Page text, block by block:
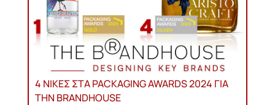
4 ΝΙΚΕΣ ΣΤΑ PACKAGING AWARDS 2024 ΓΙΑ
ΤΗΝ BRANDHOUSE